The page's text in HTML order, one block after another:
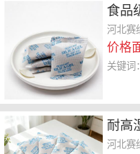
食品
于食
河北赛
价格
耐高
于大
河北赛